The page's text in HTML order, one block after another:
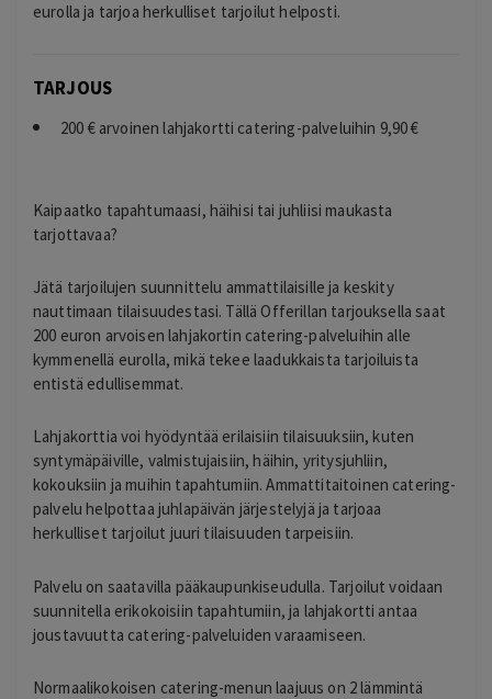
eurolla ja tarjoa herkulliset tarjoilut helposti.
TARJOUS
200 € arvoinen lahjakortti catering-palveluihin 9,90 €
Kaipaatko tapahtumaasi, häihisi tai juhliisi maukasta
tarjottavaa?
Jätä tarjoilujen suunnittelu ammattilaisille ja keskity
nauttimaan tilaisuudestasi. Tällä Offerillan tarjouksella saat
200 euron arvoisen lahjakortin catering-palveluihin alle
kymmenellä eurolla, mikä tekee laadukkaista tarjoiluista
entistä edullisemmat.
Lahjakorttia voi hyödyntää erilaisiin tilaisuuksiin, kuten
syntymäpäiville, valmistujaisiin, häihin, yritysjuhliin,
kokouksiin ja muihin tapahtumiin. Ammattitaitoinen catering-
palvelu helpottaa juhlapäivän järjestelyjä ja tarjoaa
herkulliset tarjoilut juuri tilaisuuden tarpeisiin.
Palvelu on saatavilla pääkaupunkiseudulla. Tarjoilut voidaan
suunnitella erikokoisiin tapahtumiin, ja lahjakortti antaa
joustavuutta catering-palveluiden varaamiseen.
Normaalikokoisen catering-menun laajuus on 2 lämmintä